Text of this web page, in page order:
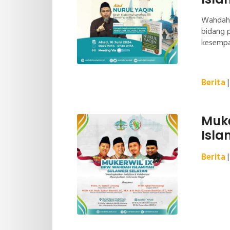
bidang
Berita
Berita